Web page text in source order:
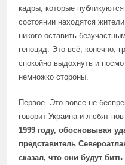
кадры, которые
состоянии находятся
никого оставить
геноцид. Это всё, конечно,
спокойно выдохнуть и
немножко стороны.
Первое. Это вовсе не
говорит Украина и любят
1999 году, обосновывая
представитель
сказал, что они будут